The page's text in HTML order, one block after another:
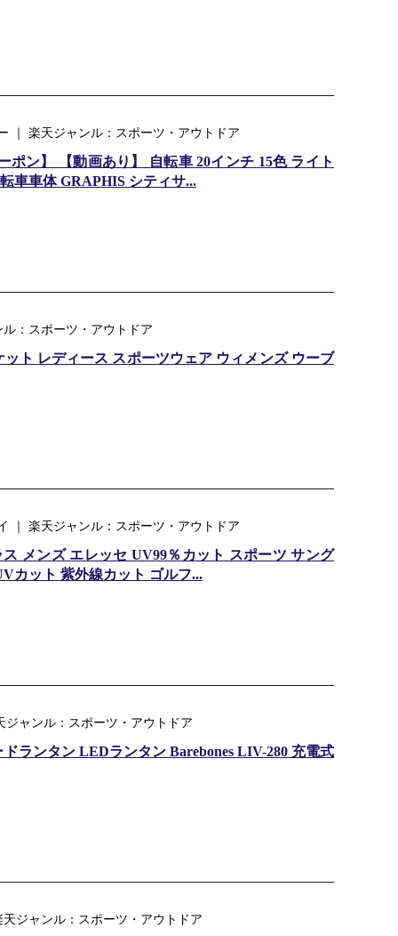
｜ 楽天ジャンル：スポーツ・アウトドア
ポン】 【動画あり】 自転車 20インチ 15色 ライト
車車体 GRAPHIS シティサ...
：スポーツ・アウトドア
ト レディース スポーツウェア ウィメンズ ウーブ
楽天ジャンル：スポーツ・アウトドア
メンズ エレッセ UV99％カット スポーツ サング
カット 紫外線カット ゴルフ...
ジャンル：スポーツ・アウトドア
ランタン LEDランタン Barebones LIV-280 充電式
ジャンル：スポーツ・アウトドア